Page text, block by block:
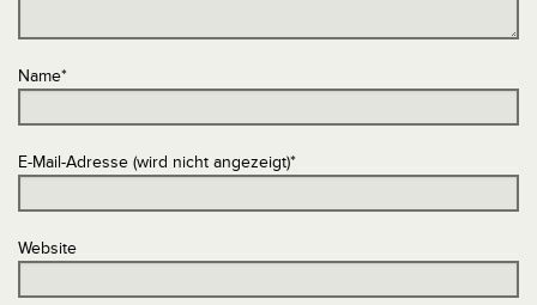
Name*
E-Mail-Adresse (wird nicht angezeigt)*
Website